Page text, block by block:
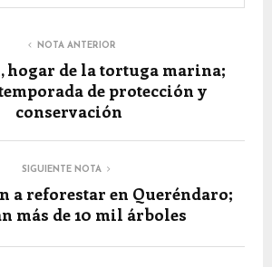
NOTA ANTERIOR
hogar de la tortuga marina;
de protección y
conservación
SIGUIENTE NOTA
a reforestar en Queréndaro;
más de 10 mil árboles